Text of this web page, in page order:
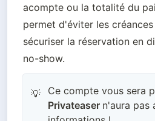
acompte ou la totalité du
permet d'éviter les
sécuriser la réservation en
no-show.
💡 Ce compte vous sera
Privateaser n'aura pas